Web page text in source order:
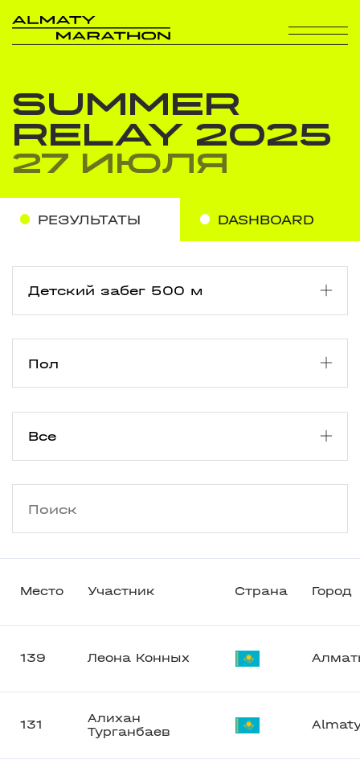
SUMMER
RELAY 2025
27 июля
РЕЗУЛЬТАТЫ DASHBOARD
Место Участник Страна Город
139 Леона Конных
131
Алихан
Турганбаев